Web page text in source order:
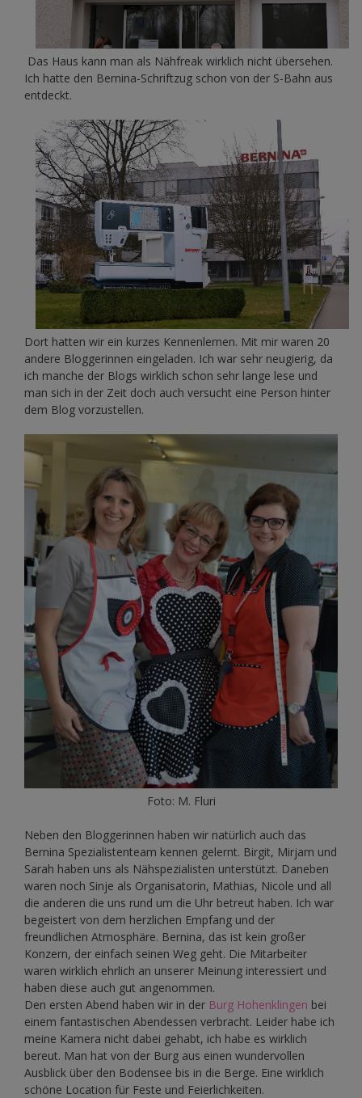
Das Haus kann man als Nähfreak wirklich nicht übersehen.
Ich hatte den Bernina-Schriftzug schon von der S-Bahn aus
entdeckt.
Dort hatten wir ein kurzes Kennenlernen. Mit mir waren 20
andere Bloggerinnen eingeladen. Ich war sehr neugierig, da
ich manche der Blogs wirklich schon sehr lange lese und
man sich in der Zeit doch auch versucht eine Person hinter
dem Blog vorzustellen.
Foto: M. Fluri
Neben den Bloggerinnen haben wir natürlich auch das
Bernina Spezialistenteam kennen gelernt. Birgit, Mirjam und
Sarah haben uns als Nähspezialisten unterstützt. Daneben
waren noch Sinje als Organisatorin, Mathias, Nicole und all
die anderen die uns rund um die Uhr betreut haben. Ich war
begeistert von dem herzlichen Empfang und der
freundlichen Atmosphäre. Bernina, das ist kein großer
Konzern, der einfach seinen Weg geht. Die Mitarbeiter
waren wirklich ehrlich an unserer Meinung interessiert und
haben diese auch gut angenommen.
Den ersten Abend haben wir in der Burg Hohenklingen bei
einem fantastischen Abendessen verbracht. Leider habe ich
meine Kamera nicht dabei gehabt, ich habe es wirklich
bereut. Man hat von der Burg aus einen wundervollen
Ausblick über den Bodensee bis in die Berge. Eine wirklich
schöne Location für Feste und Feierlichkeiten.